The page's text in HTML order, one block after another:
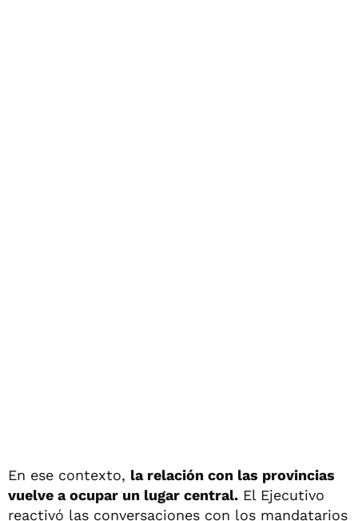
En ese contexto, la relación con las provincias
vuelve a ocupar un lugar central. El Ejecutivo
reactivó las conversaciones con los mandatarios